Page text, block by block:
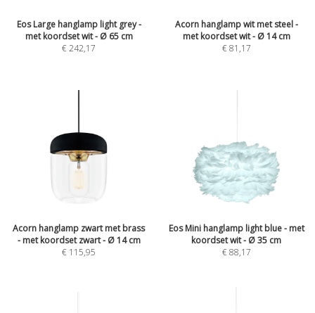
Eos Large hanglamp light grey -
met koordset wit - Ø 65 cm
€242,17
Acorn hanglamp wit met steel -
met koordset wit - Ø 14 cm
€81,17
Acorn hanglamp zwart met brass
- met koordset zwart - Ø 14 cm
€ 115,95
Eos Mini hanglamp light blue - met
koordset wit - Ø 35 cm
€88,17